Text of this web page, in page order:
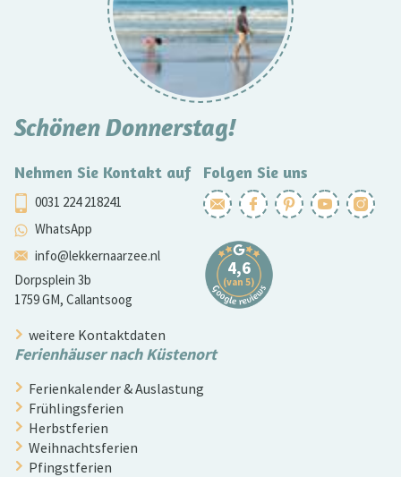
Schönen Donnerstag!
Nehmen Sie Kontakt auf
0031 224 218241
WhatsApp
info@lekkernaarzee.nl
Dorpsplein 3b
1759 GM, Callantsoog
Folgen Sie uns
weitere Kontaktdaten
Ferienhäuser nach Küstenort
Ferienkalender & Auslastung
Frühlingsferien
Herbstferien
Weihnachtsferien
Pfingstferien